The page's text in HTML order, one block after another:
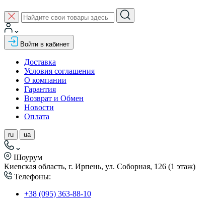
Войти в кабинет
Доставка
Условия соглашения
О компании
Гарантия
Возврат и Обмен
Новости
Оплата
ru ua
Шоурум
Киевская область, г. Ирпень, ул. Соборная, 126 (1 этаж)
Телефоны:
+38 (095) 363-88-10